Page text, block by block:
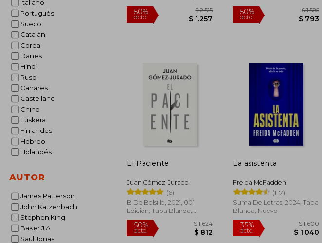
Italiano
Portugués
Sueco
Catalán
Corea
Danes
Hindi
Ruso
Canares
Castellano
Chino
Euskera
Finlandes
Hebreo
Holandés
AUTOR
James Patterson
John Katzenbach
Stephen King
Baker J A
Saul Jonas
Nuevo
El Paciente
Juan Gómez-Jurado
(6)
B De Bolsillo, 2021, 001
Edición, Tapa Blanda,
Nuevo
La asistenta
Freida McFadden
(117)
Suma De Letras, 2024, Tapa
Blanda, Nuevo